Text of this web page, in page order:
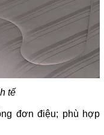
tế
đơn điệu; phù hợp